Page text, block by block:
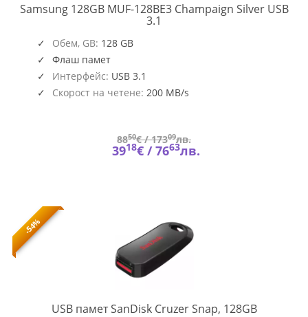
Samsung 128GB MUF-128BE3 Champaign Silver USB
3.1
Обем, GB: 128 GB
Флаш памет
Интерфейс: USB 3.1
Скорост на четене: 200 MB/s
8850€ /17309лв.
3918€ /7663лв.
-54%
USB памет SanDisk Cruzer Snap, 128GBSD-